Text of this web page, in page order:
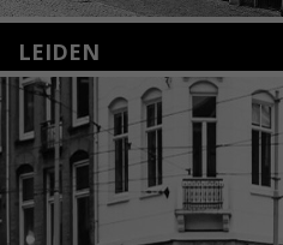
LEIDEN
Nieuwstraat 35
2312 KA Leiden
+31(0)71 – 52 84 480
info@kunsthuisleiden.nl
Lees meer